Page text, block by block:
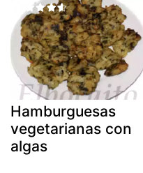
Hamburguesas
vegetarianas con
algas